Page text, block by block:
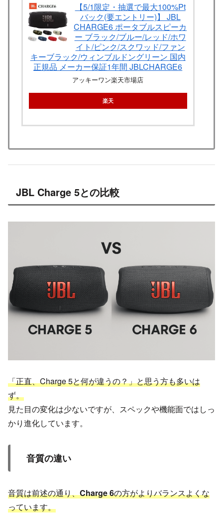
【5/1限定・抽選で最大100%Pt
バック(要エントリー)】 JBL
CHARGE6 ポータブルスピーカ
ー ブラック/ブルー/レッド/ホワ
イト/ピンク/スクワッド/ファン
キーブラック/ウィンブルドングリーン 国内
正規品 メーカー保証1年間 JBLCHARGE6
アッキーワン楽天市場店
楽天
JBL Charge 5との比較
「正直、Charge 5と何が違うの？」と思う方も多いは
ず。
見た目の変化は少ないですが、スペックや機能面ではしっ
かり進化しています。
音質の違い
音質は前述の通り、Charge 6の方がよりバランスよくな
っています。